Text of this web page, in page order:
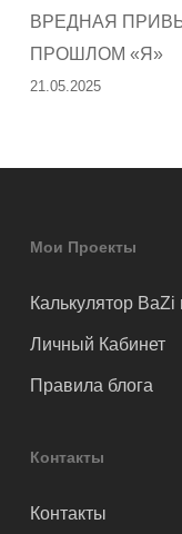
ВРЕДНАЯ
ПРОШЛОМ «Я»
21.05.2025
Мои Проекты
Калькулятор BaZi
Личный Кабинет
Правила блога
Контакты
Контакты